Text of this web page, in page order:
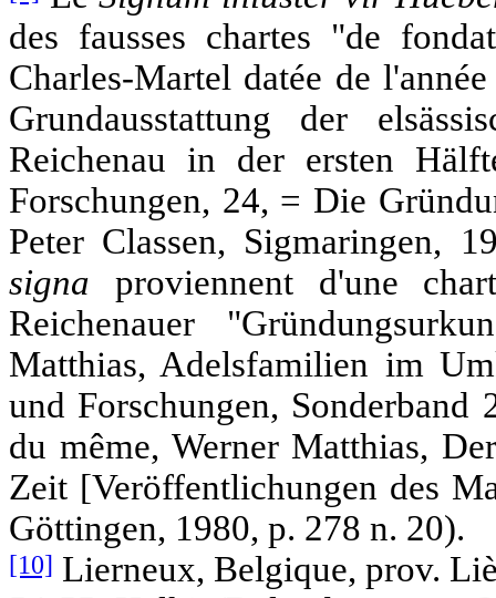
des fausses chartes "de
Charles-Martel datée de
Grundausstattung der
Reichenau in der ersten
Forschungen, 24, = Die
Peter Classen, Sigmaringen,
signa proviennent d'une
Reichenauer
Matthias, Adelsfamilien im
und Forschungen,
du même, Werner Matthias,
Zeit [Veröffentlichungen des
Göttingen, 1980, p. 278 n. 20).
[10] Lierneux, Belgique, prov.